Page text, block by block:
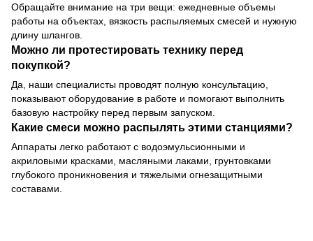
Обращайте внимание на три вещи: ежедневные объемы
работы на объектах, вязкость распыляемых смесей и нужную
длину шлангов.
Можно ли протестировать технику перед
покупкой?
Да, наши специалисты проводят полную консультацию,
показывают оборудование в работе и помогают выполнить
базовую настройку перед первым запуском.
Какие смеси можно распылять этими станциями?
Аппараты легко работают с водоэмульсионными и
акриловыми красками, масляными лаками, грунтовками
глубокого проникновения и тяжелыми огнезащитными
составами.